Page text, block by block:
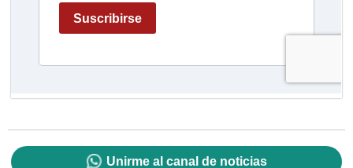
Unirme al canal de noticias